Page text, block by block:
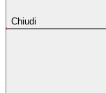
Chiudi